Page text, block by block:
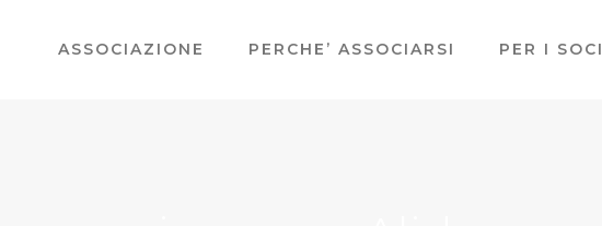
ASSOCIAZIONE PERCHE’ ASSOCIARSI PER I SOCI